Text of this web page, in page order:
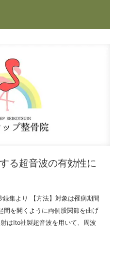
る超音波の有効性に
集より 【方法】対象は罹病期間
間を開くように両側股関節を曲げ
はIto社製超音波を用いて、周波